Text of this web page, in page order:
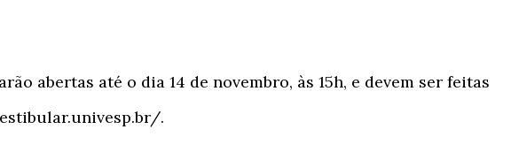
abertas até o dia 14 de novembro, às 15h, e devem ser feitas
.